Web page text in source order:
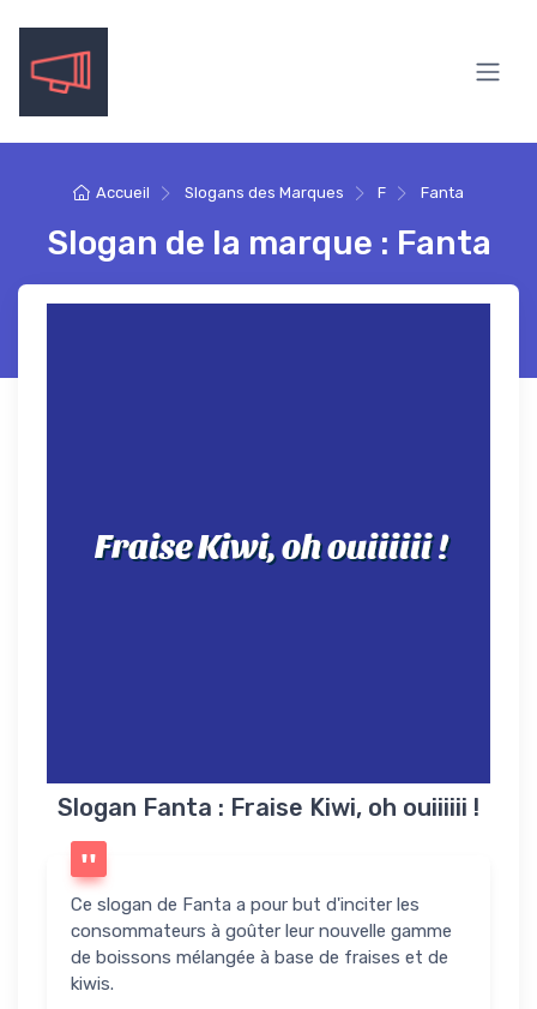
Accueil Slogans des Marques F Fanta
Slogan de la marque : Fanta
Fraise Kiwi, oh ouiiiiii !
Slogan Fanta : Fraise Kiwi, oh ouiiiiii !
Ce slogan de Fanta a pour but d'inciter les
consommateurs à goûter leur nouvelle gamme
de boissons mélangée à base de fraises et de
kiwis.